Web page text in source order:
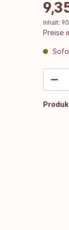
Inhalt:
Preise